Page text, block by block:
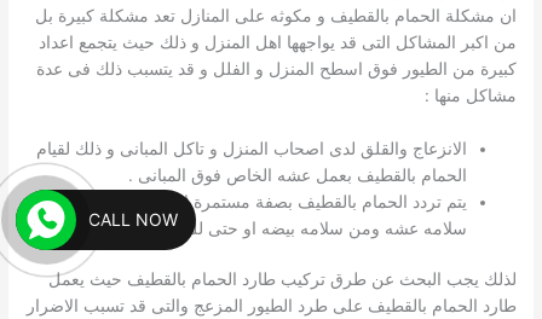
ان مشكلة الحمام بالقطيف و مكوثه على المنازل تعد مشكلة كبيرة بل
من اكبر المشاكل التى قد يواجهها اهل المنزل و ذلك حيث يتجمع اعداد
كبيرة من الطيور فوق اسطح المنزل و الفلل و قد يتسبب ذلك فى عدة
مشاكل منها :
الانزعاج والقلق لدى اصحاب المنزل و تاكل المبانى و ذلك لقيام
الحمام بالقطيف بعمل عشه الخاص فوق المبانى .
يتم تردد الحمام بالقطيف بصفة مستمرة لاعشاشه لتاكد من
سلامه عشه ومن سلامه بيضه او حتى للراحة .
لذلك يجب البحث عن طرق تركيب طارد الحمام بالقطيف حيث يعمل
طارد الحمام بالقطيف على طرد الطيور المزعج والتى قد تسبب الاضرار
CALL NOW